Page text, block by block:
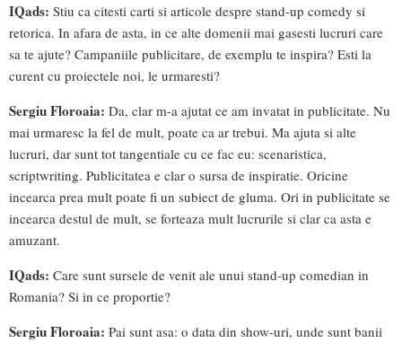
IQads: Stiu ca citesti carti si articole despre stand-up comedy si
retorica. In afara de asta, in ce alte domenii mai gasesti lucruri care
sa te ajute? Campaniile publicitare, de exemplu te inspira? Esti la
curent cu proiectele noi, le urmaresti?
Sergiu Floroaia: Da, clar m-a ajutat ce am invatat in publicitate. Nu
mai urmaresc la fel de mult, poate ca ar trebui. Ma ajuta si alte
lucruri, dar sunt tot tangentiale cu ce fac eu: scenaristica,
scriptwriting. Publicitatea e clar o sursa de inspiratie. Oricine
incearca prea mult poate fi un subiect de gluma. Ori in publicitate se
incearca destul de mult, se forteaza mult lucrurile si clar ca asta e
amuzant.
IQads: Care sunt sursele de venit ale unui stand-up comedian in
Romania? Si in ce proportie?
Sergiu Floroaia: Pai sunt asa: o data din show-uri, unde sunt banii